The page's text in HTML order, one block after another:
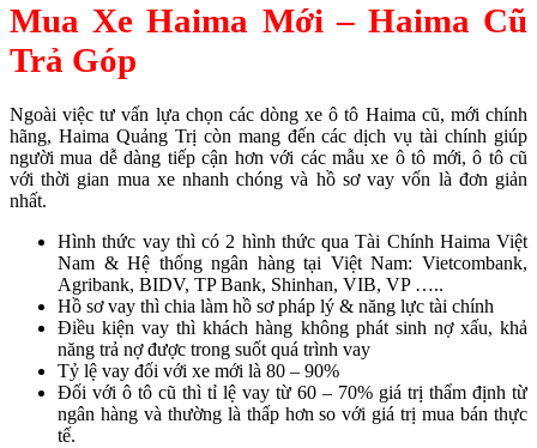
Mua Xe Haima Mới – Haima Cũ
Trả Góp
Ngoài việc tư vấn lựa chọn các dòng xe ô tô Haima cũ, mới chính
hãng, Haima Quảng Trị còn mang đến các dịch vụ tài chính giúp
người mua dễ dàng tiếp cận hơn với các mẫu xe ô tô mới, ô tô cũ
với thời gian mua xe nhanh chóng và hồ sơ vay vốn là đơn giản
nhất.
Hình thức vay thì có 2 hình thức qua Tài Chính Haima Việt
Nam & Hệ thống ngân hàng tại Việt Nam: Vietcombank,
Agribank, BIDV, TP Bank, Shinhan, VIB, VP …..
Hồ sơ vay thì chia làm hồ sơ pháp lý & năng lực tài chính
Điều kiện vay thì khách hàng không phát sinh nợ xấu, khả
năng trả nợ được trong suốt quá trình vay
Tỷ lệ vay đối với xe mới là 80 – 90%
Đối với ô tô cũ thì tỉ lệ vay từ 60 – 70% giá trị thẩm định từ
ngân hàng và thường là thấp hơn so với giá trị mua bán thực
tế.